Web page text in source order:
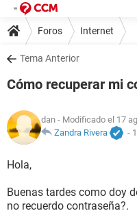
Foros Internet
Tema Anterior
Cómo recuperar mi
dan - Modificado el 17
Zandra Rivera
-
Hola,
Buenas tardes como doy
no recuerdo contraseña?.